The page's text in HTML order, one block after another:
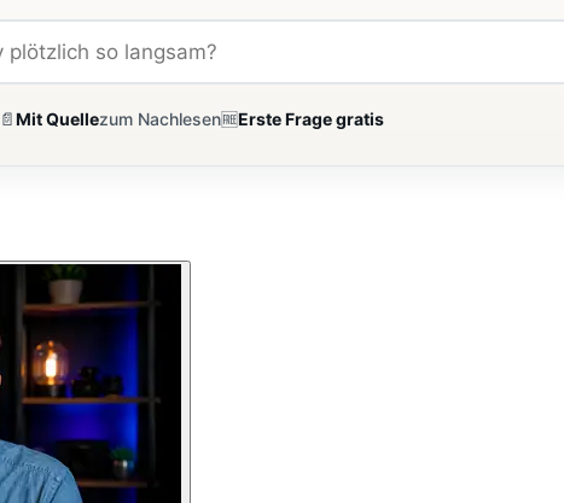
📄Mit Quellezum Nachlesen🆓Erste Frage gratis